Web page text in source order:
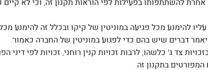
אחרת להשתתפותו בפעילות לפי הוראות תקנון זה, וכי לא
עליו להימנע מכל פגיעה במוניטין של קיקו ובכלל זה
דברים שיש בהם כדי לפגוע במוניטין של החברה כאמור.